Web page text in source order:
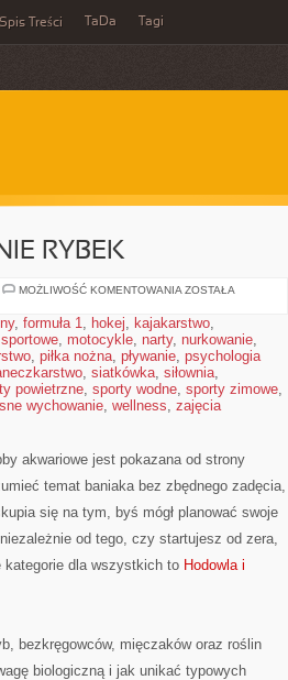
Spis Treści TaDa Tagi
RYBEK
MOŻLIWOŚĆ KOMENTOWANIA HODOWLA
RYBEK
ZOSTAŁA
, formuła 1, hokej, kajakarstwo,
, motocykle, narty, nurkowanie,
, piłka nożna, pływanie, psychologia
, siatkówka, siłownia,
powietrzne, sporty wodne, sporty zimowe,
wychowanie, wellness, zajęcia
akwariowe jest pokazana od strony
temat baniaka bez zbędnego zadęcia,
się na tym, byś mógł planować swoje
od tego, czy startujesz od zera,
dla wszystkich to Hodowla i
bezkręgowców, mięczaków oraz roślin
biologiczną i jak unikać typowych